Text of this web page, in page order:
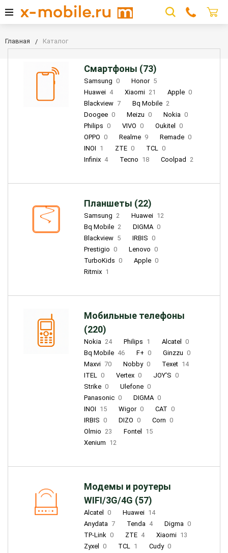
Главная Каталог
Смартфоны (73)
Samsung 0 Honor 5
Huawei 4 Xiaomi 21 Apple 0
Blackview 7 Bq Mobile 2
Doogee 0 Meizu 0 Nokia 0
Philips 0 VIVO 0 Oukitel
0
OPPO 0 Realme 9 Remade 0
INOI 1 ZTE 0 TCL 0
Infinix 4 Tecno 18 Coolpad 2
Планшеты (22)
Samsung 2 Huawei 12
Bq Mobile 2 DIGMA 0
Blackview 5 IRBIS 0
Prestigio 0 Lenovo 0
TurboKids 0 Apple 0
Ritmix 1
Мобильные телефоны
(220)
Nokia 24 Philips 1 Alcatel
0
Bq Mobile 46 F+ 0 Ginzzu 0
Maxvi 70 Nobby 0 Texet 14
ITEL 0 Vertex 0 JOY'S 0
Strike 0 Ulefone 0
Panasonic 0 DIGMA 0
INOI 15 Wigor 0 CAT 0
IRBIS 0 DIZO 0 Corn 0
Olmio 23 Fontel
15
Xenium 12
Модемы и роутеры
WIFI/3G/4G (57)
Alcatel 0 Huawei 14
Anydata 7 Tenda 4 Digma 0
TP-Link 0 ZTE 4 Xiaomi 13
Zyxel
0 TCL 1 Cudy 0